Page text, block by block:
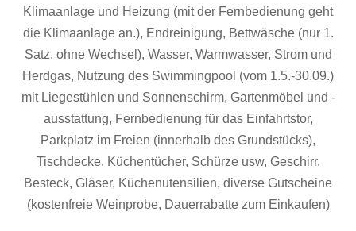
Klimaanlage und Heizung (mit der Fernbedienung geht
die Klimaanlage an.), Endreinigung, Bettwäsche (nur 1.
Satz, ohne Wechsel), Wasser, Warmwasser, Strom und
Herdgas, Nutzung des Swimmingpool (vom 1.5.-30.09.)
mit Liegestühlen und Sonnenschirm, Gartenmöbel und -
ausstattung, Fernbedienung für das Einfahrtstor,
Parkplatz im Freien (innerhalb des Grundstücks),
Tischdecke, Küchentücher, Schürze usw, Geschirr,
Besteck, Gläser, Küchenutensilien, diverse Gutscheine
(kostenfreie Weinprobe, Dauerrabatte zum Einkaufen)